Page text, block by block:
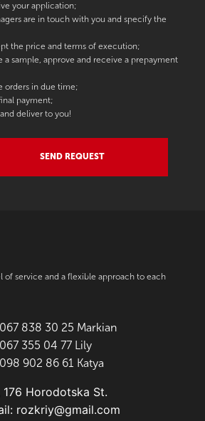
your application;
are in touch with you and specify the
the price and terms of execution;
a sample, approve and receive a prepayment
orders in due time;
payment;
deliver to you!
SEND REQUEST
of service and a flexible approach to each
838 30 25 Markian
355 04 77 Lily
902 86 61 Katya
176 Horodotska St.
rozkriy@gmail.com